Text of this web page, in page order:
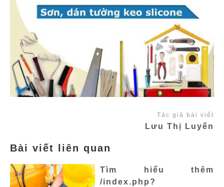
Tác giả bài viết
Lưu Thị Luyến
Bài viết liên quan
Tìm hiểu thêm
/index.php?